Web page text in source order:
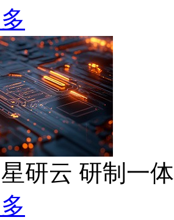
研云 研制一